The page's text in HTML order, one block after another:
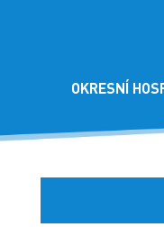
OKRESNÍ